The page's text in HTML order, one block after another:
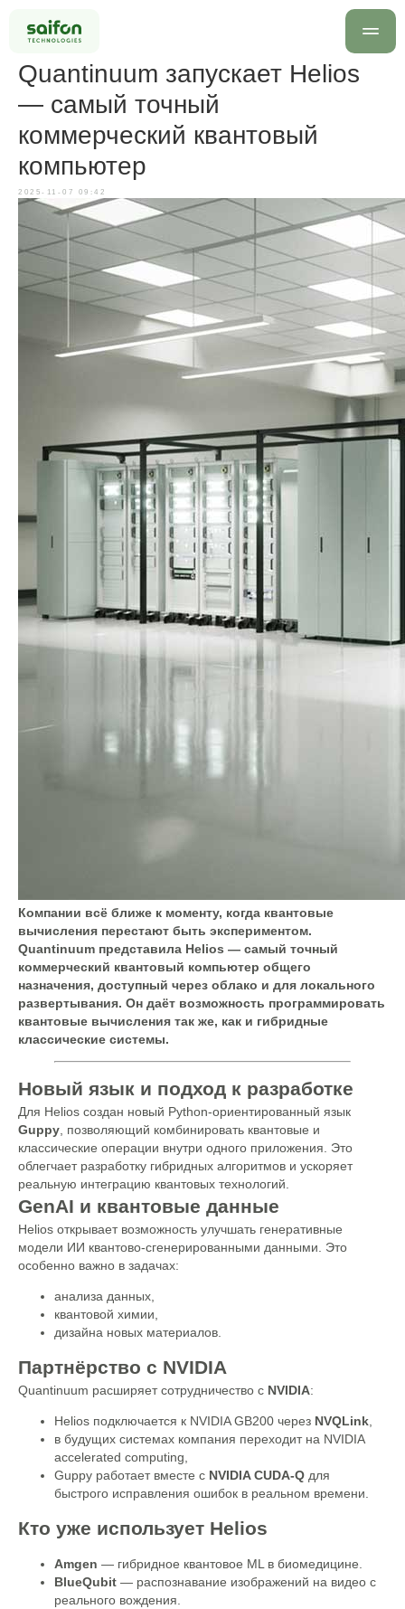
+7 499
Оставить заявку
Quantinuum запускает Helios
— самый точный
коммерческий квантовый
компьютер
2025-11-07 09:42
Компании всё ближе к моменту, когда квантовые
вычисления перестают быть экспериментом.
Quantinuum представила Helios — самый точный
коммерческий квантовый компьютер общего
назначения, доступный через облако и для локального
развертывания. Он даёт возможность программировать
квантовые вычисления так же, как и гибридные
классические системы.
Новый язык и подход к разработке
Для Helios создан новый Python-ориентированный язык
Guppy , позволяющий комбинировать квантовые и
классические операции внутри одного приложения. Это
облегчает разработку гибридных алгоритмов и ускоряет
реальную интеграцию квантовых технологий.
GenAI и квантовые данные
Helios открывает возможность улучшать генеративные
модели ИИ квантово-сгенерированными данными. Это
особенно важно в задачах:
анализа данных,
квантовой химии,
дизайна новых материалов.
Партнёрство с NVIDIA
Quantinuum расширяет сотрудничество с NVIDIA:
Helios подключается к NVIDIA GB200 через NVQLink
в будущих системах компания переходит на NVIDIA
accelerated computing,
Guppy работает вместе с NVIDIA CUDA-Q для
быстрого исправления ошибок в реальном времени.
Кто уже использует Helios
Amgen — гибридное квантовое ML в биомедицине.
BlueQubit — распознавание изображений на видео с
реального вождения.